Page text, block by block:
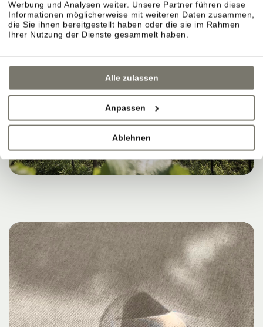
Werbung und Analysen weiter. Unsere Partner führen diese
Informationen möglicherweise mit weiteren Daten zusammen,
die Sie ihnen bereitgestellt haben oder die sie im Rahmen
Ihrer Nutzung der Dienste gesammelt haben.
Alle zulassen
Anpassen
Ablehnen